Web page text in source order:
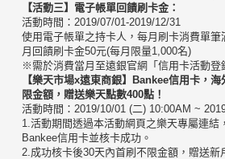
【活動三】電子帳單回饋刷卡金：
活動時間：2019/07/01-2019/12/31
使用電子帳單之持卡人，每月刷卡消費單筆
月回饋刷卡金50元(每月限量1,000名)
※需於消費當月至遠銀官網「信用卡活動登
【樂天市場x遠東商銀】 Bankee信用卡，海
限金額，贈送樂天點數400點！
活動時間：2019/10/01 (二) 10:00AM ~
1.活動期間透過本活動網頁之樂天專屬連結
Bankee信用卡並核卡成功。
2.成功核卡後30天內首刷不限金額，贈送